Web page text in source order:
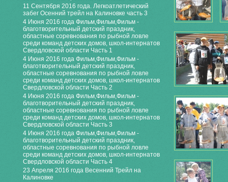
11 Сентября 2016 года. Легкоатлетический
забег Осенний трейл на Калиновке часть 3
4 Июня 2016 года Фильм,Фильм,Фильм -
благотворительный детский праздник,
областные соревнования по рыбной ловле
среди команд детских домов, школ-интернатов
Свердловской области Часть 1
4 Июня 2016 года Фильм,Фильм,Фильм -
благотворительный детский праздник,
областные соревнования по рыбной ловле
среди команд детских домов, школ-интернатов
Свердловской области Часть 2
4 Июня 2016 года Фильм,Фильм,Фильм -
благотворительный детский праздник,
областные соревнования по рыбной ловле
среди команд детских домов, школ-интернатов
Свердловской области Часть 3
4 Июня 2016 года Фильм,Фильм,Фильм -
благотворительный детский праздник,
областные соревнования по рыбной ловле
среди команд детских домов, школ-интернатов
Свердловской области Часть 4
23 Апреля 2016 года Весенний Трейл на
Калиновке